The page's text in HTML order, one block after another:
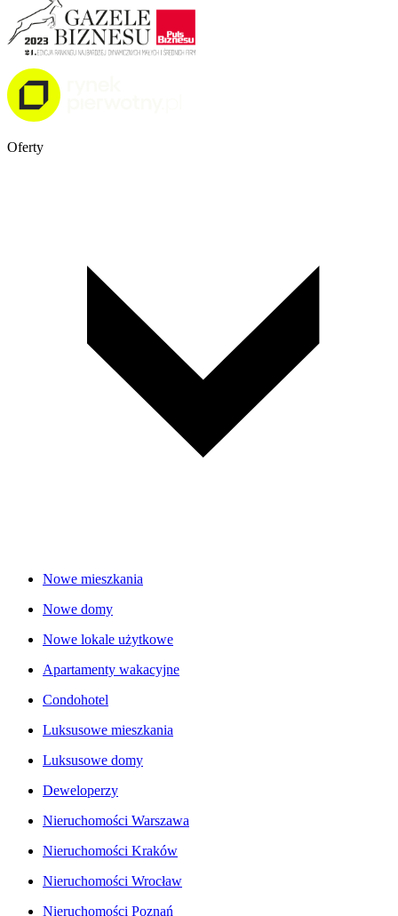
Oferty
Nowe mieszkania
Nowe domy
Nowe lokale użytkowe
Apartamenty wakacyjne
Condohotel
Luksusowe mieszkania
Luksusowe domy
Deweloperzy
Nieruchomości Warszawa
Nieruchomości Kraków
Nieruchomości Wrocław
Nieruchomości Poznań